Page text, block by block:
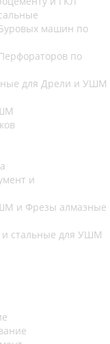
машин по
по
для Дрели и УШМ
и
и Фрезы алмазные
стальные для УШМ